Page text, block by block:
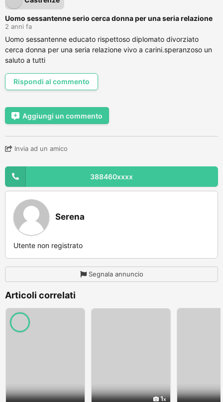
Uomo sessantenne serio cerca donna per una seria relazione
2 anni fa
Uomo sessantenne educato rispettoso diplomato divorziato
cerca donna per una seria relazione vivo a carini.speranzoso un
saluto a tutti
Rispondi al commento
Aggiungi un commento
Invia ad un amico
388460xxxx
Serena
Utente non registrato
Segnala annuncio
Articoli correlati
1